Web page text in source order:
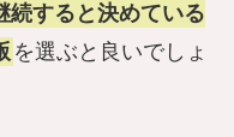
続すると決めている
を選ぶと良いでしょ